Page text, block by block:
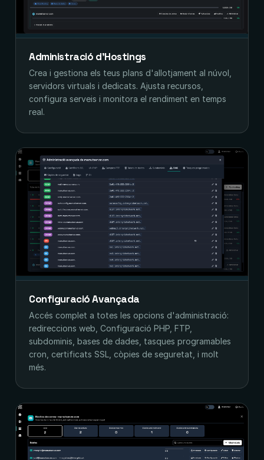
Administració d'Hostings
Crea i gestiona els teus plans d'allotjament al núvol,
servidors virtuals i dedicats. Ajusta recursos,
configura serveis i monitora el rendiment en temps
real.
Configuració Avançada
Accés complet a totes les opcions d'administració:
redireccions web, Configuració PHP, FTP,
subdominis, bases de dades, tasques programables
cron, certificats SSL, còpies de seguretat, i molt
més.